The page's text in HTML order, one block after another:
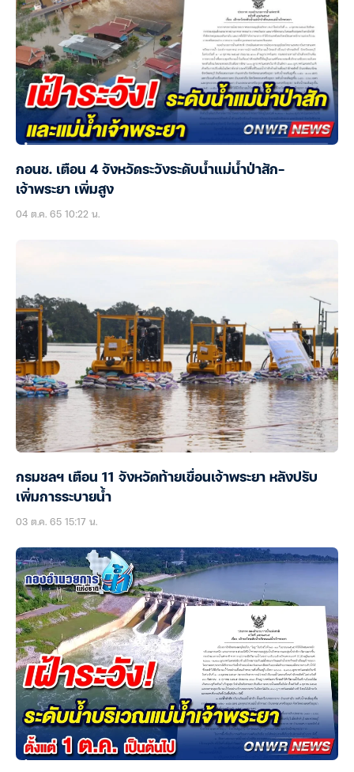
กอนช. เตือน 4 จังหวัดระวังระดับน้ำแม่น้ำป่าสัก-
เจ้าพระยา เพิ่มสูง
04 ต.ค. 65 10:22 น.
กรมชลฯ เตือน 11 จังหวัดท้ายเขื่อนเจ้าพระยา หลังปรับ
เพิ่มการระบายน้ำ
03 ต.ค. 65 15:17 น.